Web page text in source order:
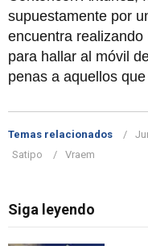
supuestamente por
encuentra
para hallar al móvil
penas a aquellos
Temas relacionados
Satipo
Vraem
Siga leyendo